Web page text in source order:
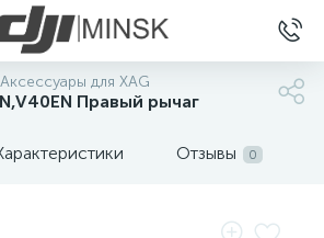
Аксессуары для XAG
Правый рычаг
Отзывы 0